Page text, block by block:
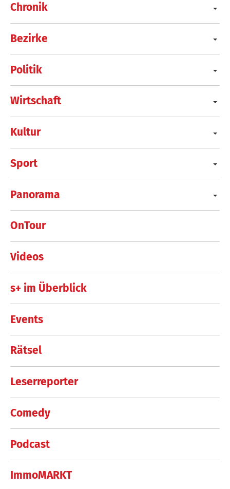
Chronik
Bezirke
Politik
Wirtschaft
Kultur
Sport
Panorama
OnTour
Videos
s+ im Überblick
Events
Rätsel
Leserreporter
Comedy
Podcast
ImmoMARKT